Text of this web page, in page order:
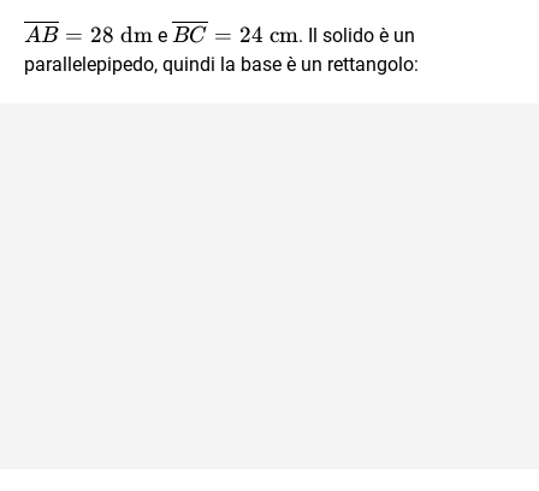
\overline{AB}
= 28 \text{
AB = 28 dm e \overline{BC}
= 24 \text{
BC = 24 cm. Il solido è un
parallelepipedo, quindi la base è un rettangolo: